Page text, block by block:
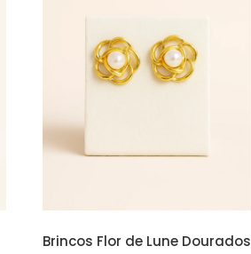
Brincos Flor de Lune Dourados